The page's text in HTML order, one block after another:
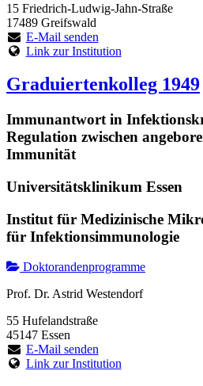
15 Friedrich-Ludwig-Jahn-Straße
17489 Greifswald
E-Mail senden
Link zur Institution
Graduiertenkolleg 1949
Immunantwort in
Regulation zwischen
Immunität
Universitätsklinikum Essen
Institut für Medizinische
für Infektionsimmunologie
Doktorandenprogramme
Prof. Dr. Astrid Westendorf
55 Hufelandstraße
45147 Essen
E-Mail senden
Link zur Institution